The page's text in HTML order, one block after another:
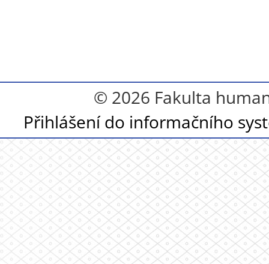
© 2026 Fakulta
Přihlášení do informačního